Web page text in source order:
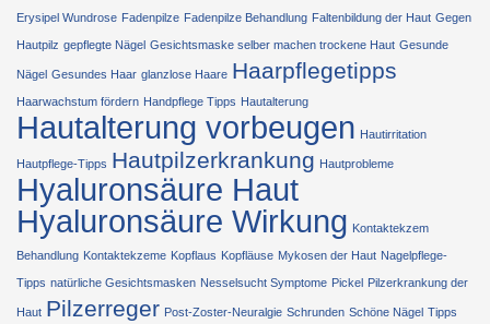
Erysipel Wundrose Fadenpilze Fadenpilze Behandlung Faltenbildung der Haut Gegen
Hautpilz gepflegte Nägel Gesichtsmaske selber machen trockene Haut Gesunde
Nägel Gesundes Haar glanzlose Haare Haarpflegetipps
Haarwachstum fördern Handpflege Tipps Hautalterung
Hautalterung vorbeugen Hautirritation
Hautpflege-Tipps Hautpilzerkrankung Hautprobleme
Hyaluronsäure Haut
Hyaluronsäure Wirkung Kontaktekzem
Behandlung Kontaktekzeme Kopflaus Kopfläuse Mykosen der Haut Nagelpflege-
Tipps natürliche Gesichtsmasken Nesselsucht Symptome Pickel Pilzerkrankung der
Haut Pilzerreger Post-Zoster-Neuralgie Schrunden Schöne Nägel Tipps